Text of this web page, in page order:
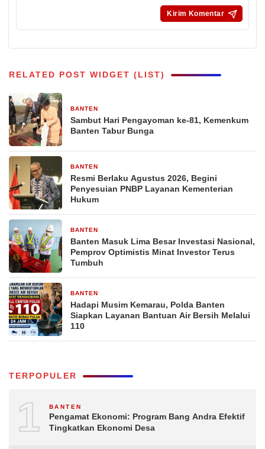
RELATED POST WIDGET (LIST)
BANTEN
Sambut Hari Pengayoman ke-81, Kemenkum
Banten Tabur Bunga
BANTEN
Resmi Berlaku Agustus 2026, Begini
Penyesuian PNBP Layanan Kementerian
Hukum
BANTEN
Banten Masuk Lima Besar Investasi Nasional,
Pemprov Optimistis Minat Investor Terus
Tumbuh
BANTEN
Hadapi Musim Kemarau, Polda Banten
Siapkan Layanan Bantuan Air Bersih Melalui
110
TERPOPULER
1 BANTEN
Pengamat Ekonomi: Program Bang Andra Efektif
Tingkatkan Ekonomi Desa